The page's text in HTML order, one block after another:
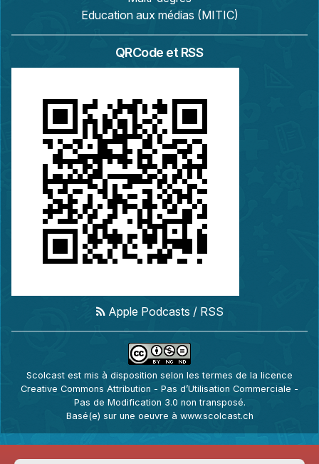
Education aux médias (MITIC)
QRCode et RSS
Apple Podcasts / RSS
Scolcast est mis à disposition selon les termes de la licence
Creative Commons Attribution - Pas d’Utilisation Commerciale -
Pas de Modification 3.0 non transposé.
Basé(e) sur une oeuvre à www.scolcast.ch